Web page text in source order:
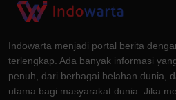
Indowarta menjadi portal berita
terlengkap. Ada banyak informasi
penuh, dari berbagai belahan dunia,
utama bagi masyarakat dunia. Jika